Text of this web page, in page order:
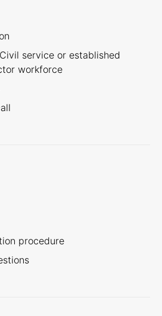
service or established
workforce
procedure